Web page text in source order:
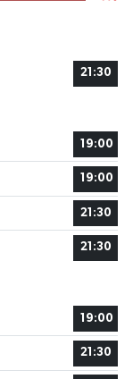
21:30
19:00
19:00
21:30
21:30
19:00
21:30